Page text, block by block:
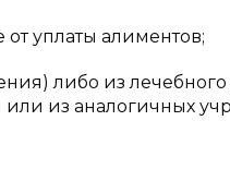
уплаты алиментов;
либо из
или из аналогичных